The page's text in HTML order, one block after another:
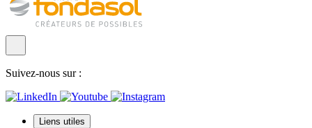
Suivez-nous sur :
Liens utiles